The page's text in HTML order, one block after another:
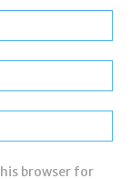
browser for